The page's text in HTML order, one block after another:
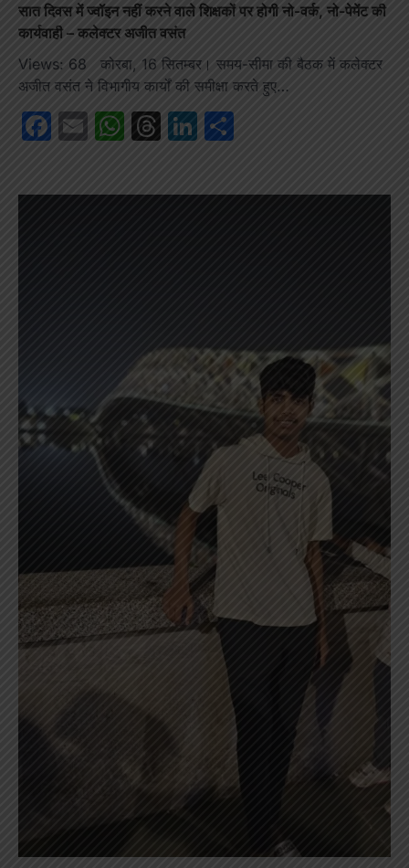
सात दिवस में ज्वॉइन नहीं करने वाले शिक्षकों पर होगी नो-वर्क, नो-पेमेंट की
कार्यवाही – कलेक्टर अजीत वसंत
Views: 68 कोरबा, 16 सितम्बर। समय-सीमा की बैठक में कलेक्टर
अजीत वसंत ने विभागीय कार्यों की समीक्षा करते हुए…
Facebook
EmailWhatsApp
Threads
LinkedIn